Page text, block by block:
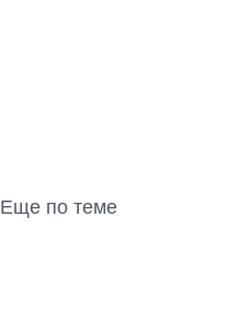
Еще по теме